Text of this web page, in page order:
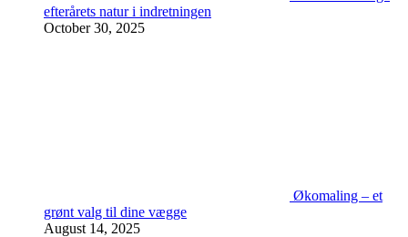
efterårets natur i indretningen
October 30, 2025
Økomaling – et
grønt valg til dine vægge
August 14, 2025